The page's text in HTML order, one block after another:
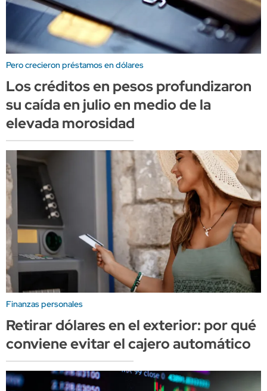
Pero crecieron préstamos en dólares
Los créditos en pesos profundizaron
su caída en julio en medio de la
elevada morosidad
Finanzas personales
Retirar dólares en el exterior: por qué
conviene evitar el cajero automático